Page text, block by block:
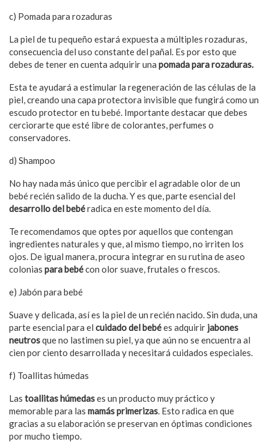
c) Pomada para rozaduras
La piel de tu pequeño estará expuesta a múltiples rozaduras,
consecuencia del uso constante del pañal. Es por esto que
debes de tener en cuenta adquirir una pomada para rozaduras.
Esta te ayudará a estimular la regeneración de las células de la
piel, creando una capa protectora invisible que fungirá como un
escudo protector en tu bebé. Importante destacar que debes
cerciorarte que esté libre de colorantes, perfumes o
conservadores.
d) Shampoo
No hay nada más único que percibir el agradable olor de un
bebé recién salido de la ducha. Y es que, parte esencial del
desarrollo del bebéradica en este momento del día.
Te recomendamos que optes por aquellos que contengan
ingredientes naturales y que, al mismo tiempo, no irriten los
ojos. De igual manera, procura integrar en su rutina de aseo
colonias para bebécon olor suave, frutales o frescos.
e) Jabón para bebé
Suave y delicada, así es la piel de un recién nacido. Sin duda, una
parte esencial para el cuidado del bebées adquirir jabones
neutrosque no lastimen su piel, ya que aún no se encuentra al
cien por ciento desarrollada y necesitará cuidados especiales.
f) Toallitas húmedas
Las toallitas húmedases un producto muy práctico y
memorable para las mamás primerizas. Esto radica en que
gracias a su elaboración se preservan en óptimas condiciones
por mucho tiempo.